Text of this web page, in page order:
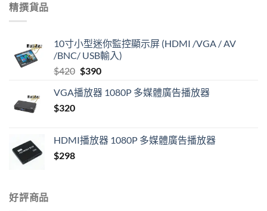
精撰貨品
10寸小型迷你監控顯示屏 (HDMI /VGA / AV
/BNC/ USB輸入)
$420 Original
was:
$390Current
is:
VGA播放器 1080P 多媒體廣告播放器
$320
HDMI播放器 1080P 多媒體廣告播放器
$298
好評商品